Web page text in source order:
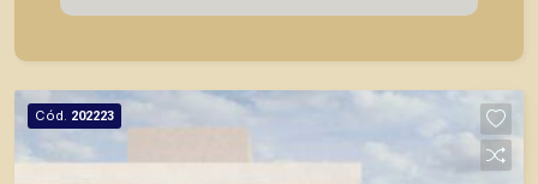
para Outubro de 2024. * Consultar valores
Cód. 202223